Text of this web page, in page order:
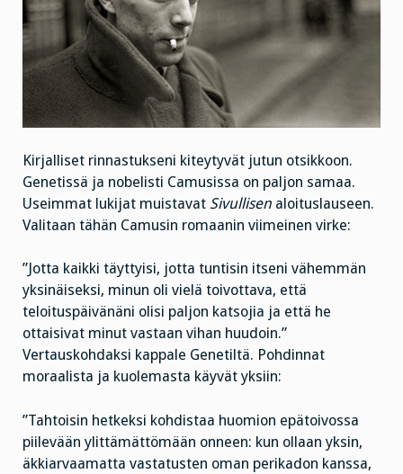
Kirjalliset rinnastukseni kiteytyvät jutun otsikkoon.
Genetissä ja nobelisti Camusissa on paljon samaa.
Useimmat lukijat muistavat Sivullisen aloituslauseen.
Valitaan tähän Camusin romaanin viimeinen virke:
”Jotta kaikki täyttyisi, jotta tuntisin itseni vähemmän
yksinäiseksi, minun oli vielä toivottava, että
teloituspäivänäni olisi paljon katsojia ja että he
ottaisivat minut vastaan vihan huudoin.”
Vertauskohdaksi kappale Genetiltä. Pohdinnat
moraalista ja kuolemasta käyvät yksiin:
”Tahtoisin hetkeksi kohdistaa huomion epätoivossa
piilevään ylittämättömään onneen: kun ollaan yksin,
äkkiarvaamatta vastatusten oman perikadon kanssa,